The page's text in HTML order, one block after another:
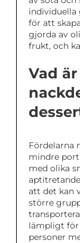
individuella
för att
gjorda av
frukt, och
Vad
Fördelarna
mindre
med olika
att det kan
större
lämpligt för
personer